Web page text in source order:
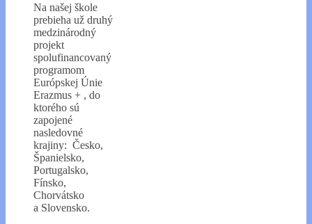
Na našej škole
prebieha už druhý
medzinárodný
projekt
spolufinancovaný
programom
Európskej Únie
Erazmus + , do
ktorého sú
zapojené
nasledovné
krajiny: Česko,
Španielsko,
Portugalsko,
Fínsko,
Chorvátsko
a Slovensko.